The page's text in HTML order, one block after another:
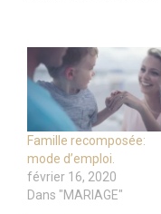
Famille recomposée:
mode d’emploi.
février 16, 2020
Dans "MARIAGE"